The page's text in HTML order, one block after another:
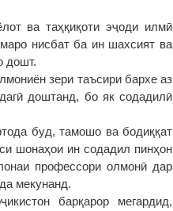
ва таҳқиқоти эҷоди илмӣ
нисбат ба ин шахсият ва
дошт.
зери таъсири бархе аз
доштанд, бо як содадилӣ
буд, тамошо ва бодиққат
шонаҳои ин содадил пинҳон
профессори олмонӣ дар
мекунанд.
барқарор мегардид,